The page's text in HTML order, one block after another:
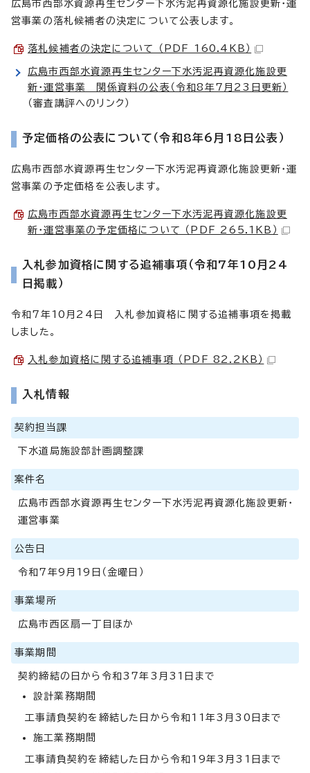
広島市西部水資源再生センター下水汚泥再資源化施設更新・運
営事業の落札候補者の決定について公表します。
落札候補者の決定について （PDF 160.4KB）
広島市西部水資源再生センター下水汚泥再資源化施設更
新・運営事業 関係資料の公表（令和8年7月23日更新）
（審査講評へのリンク）
予定価格の公表について（令和8年6月18日公表）
広島市西部水資源再生センター下水汚泥再資源化施設更新・運
営事業の予定価格を公表します。
広島市西部水資源再生センター下水汚泥再資源化施設更
新・運営事業の予定価格について （PDF 265.1KB）
入札参加資格に関する追補事項（令和7年10月24
日掲載）
令和7年10月24日 入札参加資格に関する追補事項を掲載
しました。
入札参加資格に関する追補事項 （PDF 82.2KB）
入札情報
契約担当課
下水道局施設部計画調整課
案件名
広島市西部水資源再生センター下水汚泥再資源化施設更新・
運営事業
公告日
令和7年9月19日（金曜日）
事業場所
広島市西区扇一丁目ほか
事業期間
契約締結の日から令和37年3月31日まで
設計業務期間
工事請負契約を締結した日から令和11年3月30日まで
施工業務期間
工事請負契約を締結した日から令和19年3月31日まで